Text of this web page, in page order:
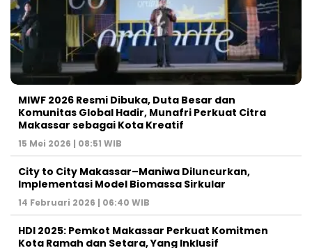
MIWF 2026 Resmi Dibuka, Duta Besar dan
Komunitas Global Hadir, Munafri Perkuat Citra
Makassar sebagai Kota Kreatif
15 Mei 2026 | 08:51 WIB
City to City Makassar–Maniwa Diluncurkan,
Implementasi Model Biomassa Sirkular
14 Februari 2026 | 06:40 WIB
HDI 2025: Pemkot Makassar Perkuat Komitmen
Kota Ramah dan Setara, Yang Inklusif